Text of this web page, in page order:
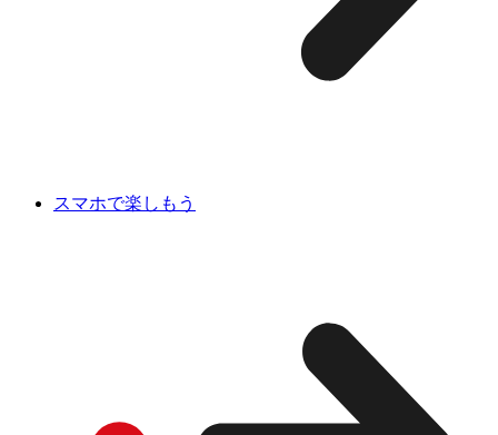
スマホで楽しもう